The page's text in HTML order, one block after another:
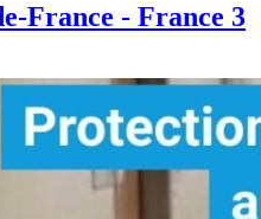
France - France 3